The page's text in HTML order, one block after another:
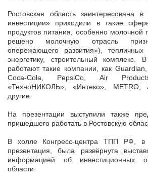
Ростовская область заинтересована
инвестиции» приходили в такие
продуктов питания, особенно молочной
решено молочную отрасль
опережающего развития»),
энергетику, строительный
работают такие компании, как
Coca-Cola, PepsiCo, Air
«ТехноНИКОЛЬ», «Интеко», METRO,
другие.
На презентации выступили также
пришедшего работать в Ростовскую
В холле Конгресс-центра ТПП РФ, в
презентация, была развёрнута
информацией об инвестиционных
области.